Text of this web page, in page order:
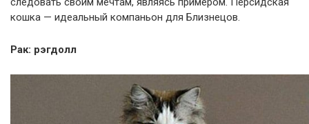
кошка — идеальный компаньон для Близнецов.
Рак: рэгдолл